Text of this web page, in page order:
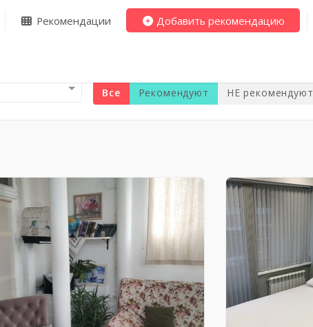
Рекомендации Добавить рекомендацию
Все Рекомендуют НЕ рекомендуют